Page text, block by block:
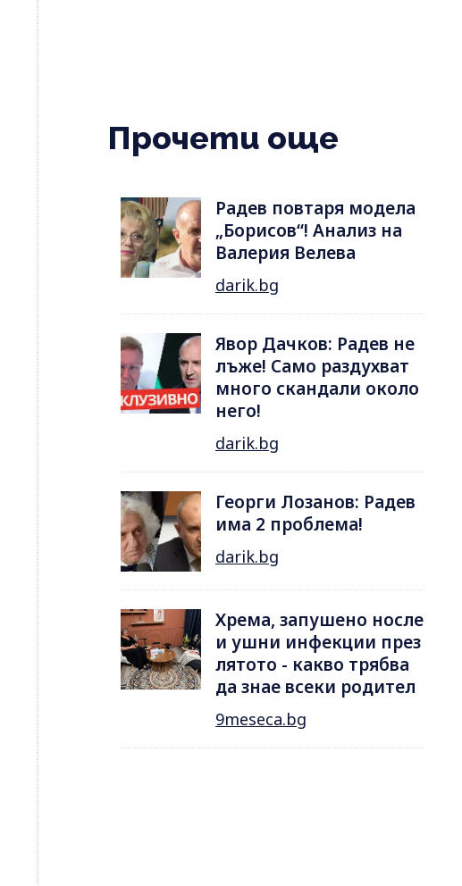
Прочети още
Радев повтаря модела
„Борисов“! Анализ на
Валерия Велева
darik.bg
Явор Дачков: Радев не
лъже! Само раздухват
много скандали около
него!
darik.bg
Георги Лозанов: Радев
има 2 проблема!
darik.bg
Хрема, запушено носле
и ушни инфекции през
лятотo - какво трябва
да знае всеки родител
9meseca.bg